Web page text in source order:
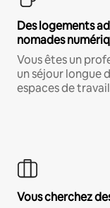
Des logements
nomades
Vous êtes un
un séjour longue
espaces de
Vous cherchez